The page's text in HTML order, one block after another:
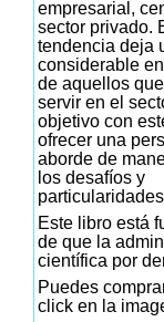
empresarial,
sector privado.
tendencia deja
considerable
de aquellos
servir en el
objetivo con
ofrecer una
aborde de
los desafíos y
Este libro está
de que la
científica por
Puedes
click en la